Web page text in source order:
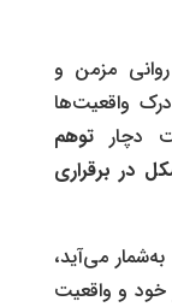
مزمن و
واقعیت‌ها
دچارتوهم
در برقراری
به‌شمار می‌آید،
خود و واقعیت